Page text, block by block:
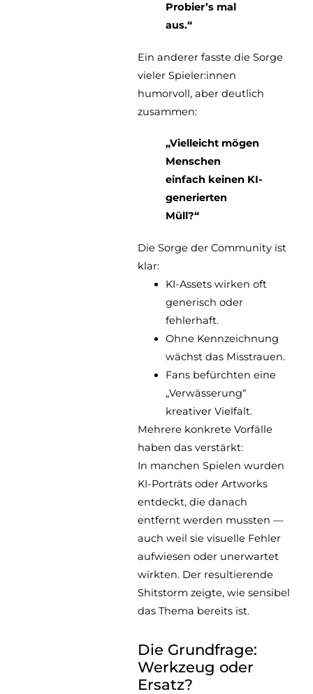
Probier’s mal
aus.“
Ein anderer fasste die Sorge
vieler Spieler:innen
humorvoll, aber deutlich
zusammen:
„Vielleicht mögen
Menschen
einfach keinen KI-
generierten
Müll?“
Die Sorge der Community ist
klar:
KI-Assets wirken oft
generisch oder
fehlerhaft.
Ohne Kennzeichnung
wächst das Misstrauen.
Fans befürchten eine
„Verwässerung“
kreativer Vielfalt.
Mehrere konkrete Vorfälle
haben das verstärkt:
In manchen Spielen wurden
KI-Porträts oder Artworks
entdeckt, die danach
entfernt werden mussten —
auch weil sie visuelle Fehler
aufwiesen oder unerwartet
wirkten. Der resultierende
Shitstorm zeigte, wie sensibel
das Thema bereits ist.
Die Grundfrage:
Werkzeug oder
Ersatz?